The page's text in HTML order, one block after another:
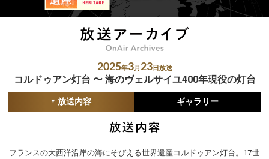
2025年3月 23日放送
コルドゥアン灯台 〜 海のヴェルサイユ400年現役の灯台
放送内容 ギャラリー
フランスの大西洋沿岸の海にそびえる世界遺産コルドゥアン灯台。17世